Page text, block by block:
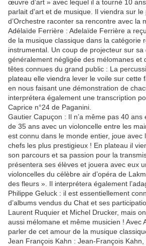
œuvre d’art » avec lequel il a tourné 10
parlait d'art et de musique. Il viendra sur
d’Orchestre raconter sa rencontre avec la
Adélaïde Ferrière : Adelaïde Ferrière a
de la musique classique dans la catégorie
instrumental. Un coup de projecteur sur sa
généralement négligée des mélomanes et
têtes connues du grand public : La
plateau elle viendra lever le voile sur cette
en nous faisant une démonstration de
interprétera également une transcription
Caprice n°24 de Paganini.
Gautier Capuçon : Il n’a même pas 40 ans
de 35 ans avec un violoncelle entre les
est connu dans le monde entier, joue avec
chefs les plus prestigieux ! En plateau il
son parcours et sa passion pour la
présentera ses élèves et jouera avec eux
violoncelles du célèbre air d’opéra de
des fleurs ». Il interprétera également
Philippe Geluck : il est essentiellement
d’albums vendus du Chat et ses
Laurent Ruquier et Michel Drucker, mais
aussi mélomane et même musicien ! Avec
parler de cet amour de la musique
Jean François Kahn : Jean-François